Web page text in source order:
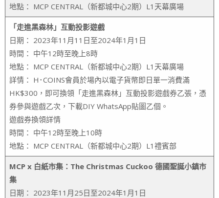
地點： MCP CENTRAL（新都城中心2期）L1天幕廣場
「走進黑森林」互動投影遊戲
日期： 2023年11月11日至2024年1月1日
時間： 中午12時至晚上8時
地點： MCP CENTRAL（新都城中心2期）L1天幕廣場
詳情： H･COINS會員於場內以電子貨幣即日單一消費滿
HK$300，即可換領「走進黑森林」互動投影遊戲券乙張，憑
券參與遊戲乙次，下載DIY WhatsApp貼圖乙個。
遊戲券換領詳情
時間： 中午12時至晚上10時
地點： MCP CENTRAL（新都城中心2期）L1禮賓部
MCP x 白紙市集：The Christmas Cuckoo 德國聖誕小鎮市
集
日期： 2023年11月25日至2024年1月1日